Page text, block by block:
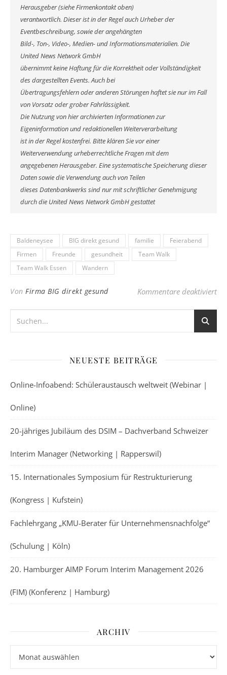
Herausgeber (siehe Firmenkontakt oben)
verantwortlich. Dieser ist in der Regel auch Urheber der
Eventbeschreibung, sowie der angehängten
Bild-, Ton-, Video-, Medien- und Informationsmaterialien. Die
United News Network GmbH
übernimmt keine Haftung für die Korrektheit oder Vollständigkeit
des dargestellten Events. Auch bei
Übertragungsfehlern oder anderen Störungen haftet sie nur im Fall
von Vorsatz oder grober Fahrlässigkeit.
Die Nutzung von hier archivierten Informationen zur
Eigeninformation und redaktionellen Weiterverarbeitung
ist in der Regel kostenfrei. Bitte klären Sie vor einer
Weiterverwendung urheberrechtliche Fragen mit dem
angegebenen Herausgeber. Eine systematische Speicherung dieser
Daten sowie die Verwendung auch von Teilen
dieses Datenbankwerks sind nur mit schriftlicher Genehmigung
durch die United News Network GmbH gestattet
Baldeneysee BIG direkt gesund familie
Feierabend
Firmen
Freunde gesundheit
Team Walk
Team Walk Essen
Wandern
Von Firma BIG direkt gesund Kommentare deaktiviertfür
NEUESTE BEITRÄGE
Online-Infoabend: Schüleraustausch weltweit (Webinar |
Online)
20-jähriges Jubiläum des DSIM – Dachverband Schweizer
Interim Manager (Networking | Rapperswil)
15. Internationales Symposium für Restrukturierung
(Kongress | Kufstein)
Fachlehrgang „KMU-Berater für Unternehmensnachfolge“
(Schulung | Köln)
20. Hamburger AIMP Forum Interim Management 2026
(FIM) (Konferenz | Hamburg)
ARCHIV